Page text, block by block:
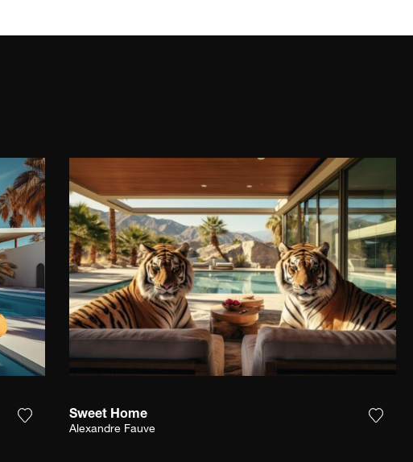
Voeg het product toe aan mijn verlanglijst
Sweet Home
Alexandre Fauve Voeg